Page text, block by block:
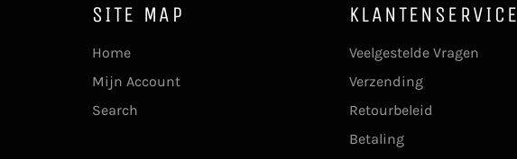
SITE MAP
Home
Mijn Account
Search
KLANTENSERVICE
Veelgestelde Vragen
Verzending
Retourbeleid
Betaling